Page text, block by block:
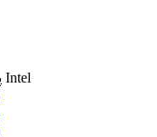
پردازنده بر اساس نسل Intel